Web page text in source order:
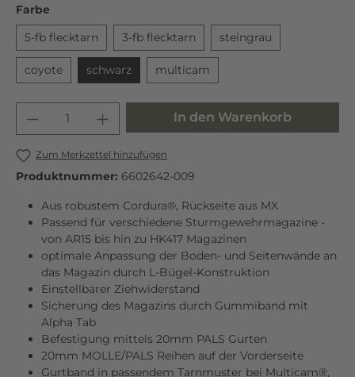
Farbe
5-fb flecktarn
3-fb flecktarn steingrau
coyote schwarz multicam
In den Warenkorb
Zum Merkzettel hinzufügen
Produktnummer: 6602642-009
Aus robustem Cordura®, Rückseite aus MX
Passend für verschiedene Sturmgewehrmagazine -
von AR15 bis hin zu HK417 Magazinen
optimale Anpassung der Boden- und Seitenwände an
das Magazin durch L-Bügel-Konstruktion
Einstellbarer Ziehwiderstand
Sicherung des Magazins durch Gummiband mit
Alpha Tab
Befestigung mittels 20mm PALS Gurten
20mm MOLLE/PALS Reihen auf der Vorderseite
Gurtband in passendem Tarnmuster bei Multicam®,